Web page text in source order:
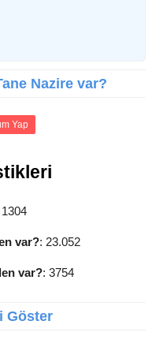
Nazire var?
Yap
1304
var?: 23.052
var?: 3754
Göster